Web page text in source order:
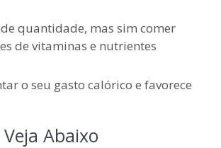
quantidade, mas sim comer
de vitaminas e nutrientes
o seu gasto calórico e favorece
Abaixo